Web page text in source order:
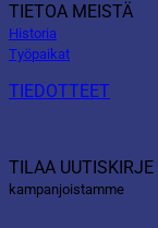
TIETOA MEISTÄ
Historia
Työpaikat
TIEDOTTEET
TILAA UUTISKIRJE
kampanjoistamme